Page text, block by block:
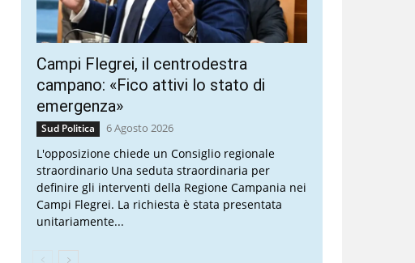
Campi Flegrei, il centrodestra
campano: «Fico attivi lo stato di
emergenza»
Sud Politica 6 Agosto 2026
L'opposizione chiede un Consiglio regionale
straordinario Una seduta straordinaria per
definire gli interventi della Regione Campania nei
Campi Flegrei. La richiesta è stata presentata
unitariamente...